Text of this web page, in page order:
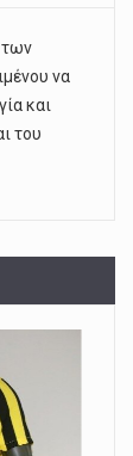
των
να
και
του